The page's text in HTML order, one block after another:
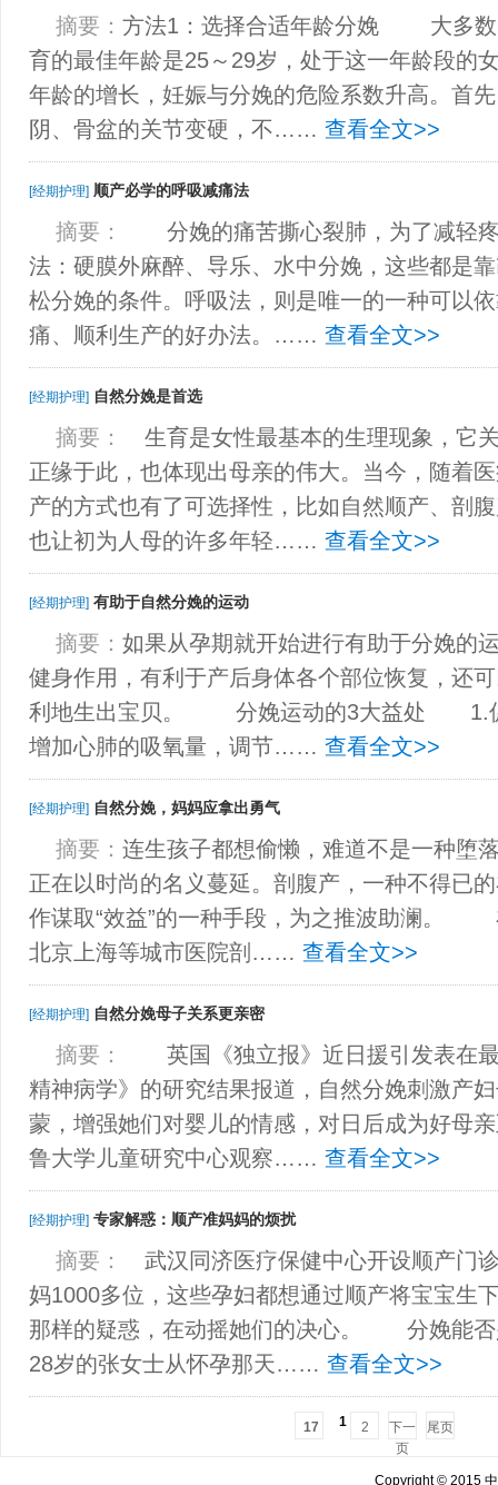
摘要： 方法1：选择合适年龄分娩 大多数
育的最佳年龄是25～29岁，处于这一年龄段的
年龄的增长，妊娠与分娩的危险系数升高。首
阴、骨盆的关节变硬，不…… 查看全文>>
[经期护理] 顺产必学的呼吸减痛法
摘要：
分娩的痛苦撕心裂肺，为了减轻疼
法：硬膜外麻醉、导乐、水中分娩，这些都是
松分娩的条件。呼吸法，则是唯一的一种可以
痛、顺利生产的好办法。…… 查看全文>>
[经期护理] 自然分娩是首选
摘要：
生育是女性最基本的生理现象，它
正缘于此，也体现出母亲的伟大。当今，随着
产的方式也有了可选择性，比如自然顺产、剖
也让初为人母的许多年轻…… 查看全文>>
[经期护理] 有助于自然分娩的运动
摘要： 如果从孕期就开始进行有助于分娩的
健身作用，有利于产后身体各个部位恢复，还
利地生出宝贝。 分娩运动的3大益处 1.促
增加心肺的吸氧量，调节…… 查看全文>>
[经期护理] 自然分娩，妈妈应拿出勇气
摘要： 连生孩子都想偷懒，难道不是一种堕
正在以时尚的名义蔓延。剖腹产，一种不得已
作谋取“效益”的一种手段，为之推波助澜
北京上海等城市医院剖…… 查看全文>>
[经期护理] 自然分娩母子关系更亲密
摘要：
英国《独立报》近日援引发表在最
精神病学》的研究结果报道，自然分娩刺激产
蒙，增强她们对婴儿的情感，对日后成为好
鲁大学儿童研究中心观察…… 查看全文>>
[经期护理] 专家解惑：顺产准妈妈的烦扰
摘要：
武汉同济医疗保健中心开设顺产门
妈1000多位，这些孕妇都想通过顺产将宝宝生
那样的疑惑，在动摇她们的决心。 分娩能
28岁的张女士从怀孕那天…… 查看全文>>
17 1 2
下一
页
尾页
Copyright © 2015